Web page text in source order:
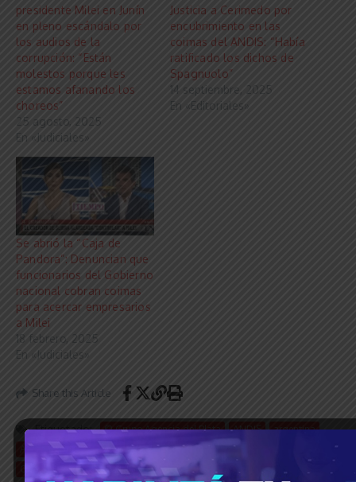
presidente Milei en Junín
en pleno escándalo por
los audios de la
corrupción: “Están
molestos porque les
estamos afanando los
choreos”
25 agosto, 2025
En «Judiciales»
Justicia a Cerimedo por
encubrimiento en las
coimas del ANDIS: “Había
ratificado los dichos de
Spagnuolo”
14 septiembre, 2025
En «Editoriales»
Se abrió la “Caja de
Pandora”: Denuncian que
funcionarios del Gobierno
nacional cobran coimas
para acercar empresarios
a Milei
18 febrero, 2025
En «Judiciales»
Share this Article
Etiquetado: © Grupo Agencia del Plata ANDIS
argentina
Audios de la corrupción
Coimas Discapacidad
Gobierno de Milei
Milei Spagnuolo